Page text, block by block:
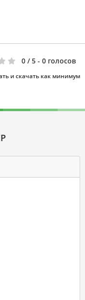
0 / 5 - 0 голосов
и скачать как минимум